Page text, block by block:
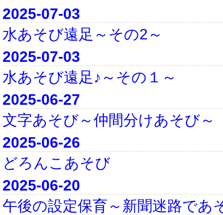
2025-07-03
水あそび遠足～その2～
2025-07-03
水あそび遠足♪～その１～
2025-06-27
文字あそび～仲間分けあそび～
2025-06-26
どろんこあそび
2025-06-20
午後の設定保育～新聞迷路であ